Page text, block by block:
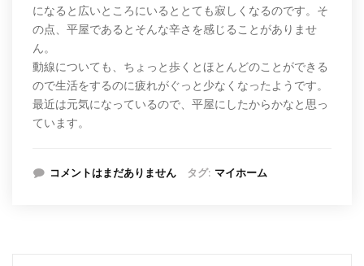
になると広いところにいるととても寂しくなるのです。そ
の点、平屋であるとそんな辛さを感じることがありませ
ん。
動線についても、ちょっと歩くとほとんどのことができる
ので生活をするのに疲れがぐっと少なくなったようです。
最近は元気になっているので、平屋にしたからかなと思っ
ています。
コメントはまだありません タグ: マイホーム